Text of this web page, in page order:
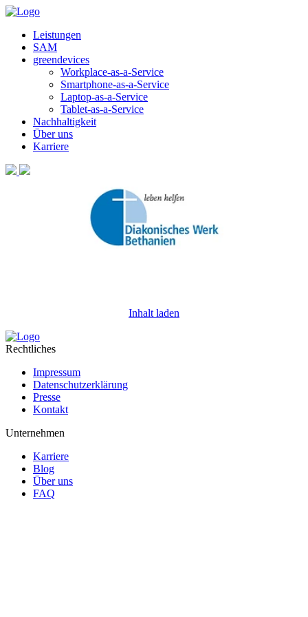
Leistungen
SAM
greendevices
Workplace-as-a-Service
Smartphone-as-a-Service
Laptop-as-a-Service
Tablet-as-a-Service
Nachhaltigkeit
Über uns
Karriere
Inhalt laden
Rechtliches
Impressum
Datenschutzerklärung
Presse
Kontakt
Unternehmen
Karriere
Blog
Über uns
FAQ